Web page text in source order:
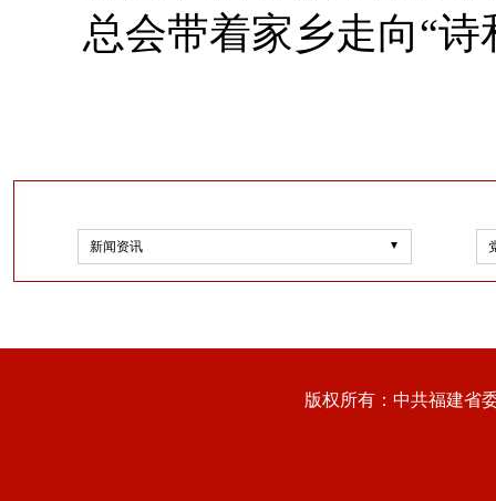
总会带着家乡走向“诗
新闻资讯
版权所有：中共福建省